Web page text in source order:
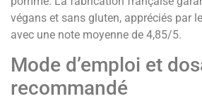
végans et sans gluten, appréciés par
avec une note moyenne de 4,85/5.
Mode d’emploi et
recommandé